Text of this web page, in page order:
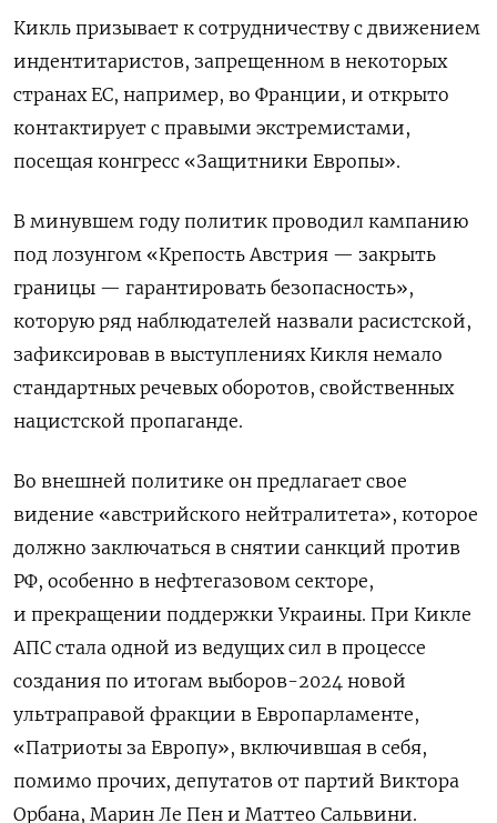
Кикль призывает к сотрудничеству с движением
индентитаристов, запрещенном в некоторых
странах ЕС, например, во Франции, и открыто
контактирует с правыми экстремистами,
посещая конгресс «Защитники Европы».
В минувшем году политик проводил кампанию
под лозунгом «Крепость Австрия — закрыть
границы — гарантировать безопасность»,
которую ряд наблюдателей назвали расистской,
зафиксировав в выступлениях Кикля немало
стандартных речевых оборотов, свойственных
нацистской пропаганде.
Во внешней политике он предлагает свое
видение «австрийского нейтралитета», которое
должно заключаться в снятии санкций против
РФ, особенно в нефтегазовом секторе,
и прекращении поддержки Украины. При Кикле
АПС стала одной из ведущих сил в процессе
создания по итогам выборов-2024 новой
ультраправой фракции в Европарламенте,
«Патриоты за Европу», включившая в себя,
помимо прочих, депутатов от партий Виктора
Орбана, Марин Ле Пен и Маттео Сальвини.